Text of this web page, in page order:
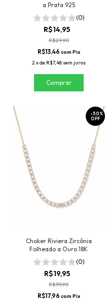
a Prata 925
(0)
R$14,95
R$29,90
R$13,46 com Pix
2xde R$7,48 sem juros
Choker Riviera Zircônia
Folheado a Ouro 18K
(0)
R$19,95
-50%
OFF
R$39,90
R$17,96 com Pix